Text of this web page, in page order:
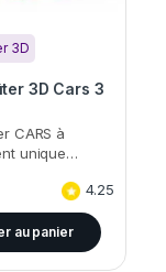
3D
3D Cars 3
CARS à
unique…
4.25
au panier